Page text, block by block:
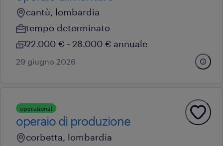
cantù, lombardia
tempo determinato
22.000 € - 28.000 € annuale
29 giugno 2026
operational
operaio di produzione
corbetta, lombardia